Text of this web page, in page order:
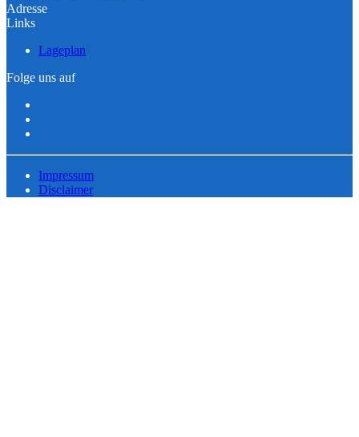
Adresse
Links
Lageplan
Folge uns auf
Impressum
Disclaimer